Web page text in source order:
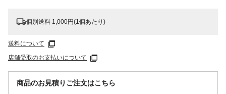
個別送料 1,000円(1個あたり)
送料について
店舗受取のお支払いについて
商品のお見積りご注文はこちら